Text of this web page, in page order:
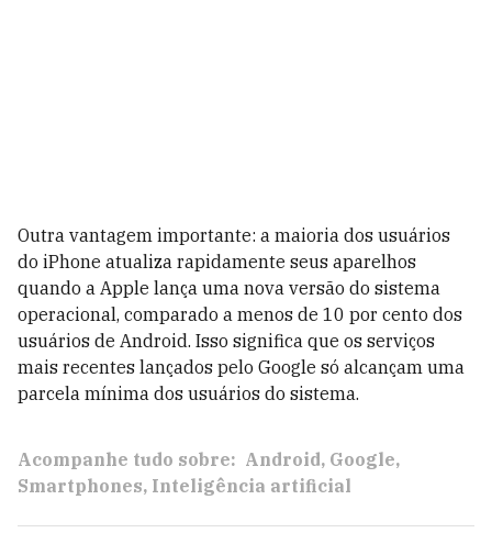
Outra vantagem importante: a maioria dos usuários
do iPhone atualiza rapidamente seus aparelhos
quando a Apple lança uma nova versão do sistema
operacional, comparado a menos de 10 por cento dos
usuários de Android. Isso significa que os serviços
mais recentes lançados pelo Google só alcançam uma
parcela mínima dos usuários do sistema.
Acompanhe tudo sobre: Android Google
Smartphones Inteligência artificial